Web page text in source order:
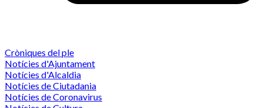
Cròniques del ple
Notícies d'Ajuntament
Notícies d'Alcaldia
Notícies de Ciutadania
Notícies de Coronavirus